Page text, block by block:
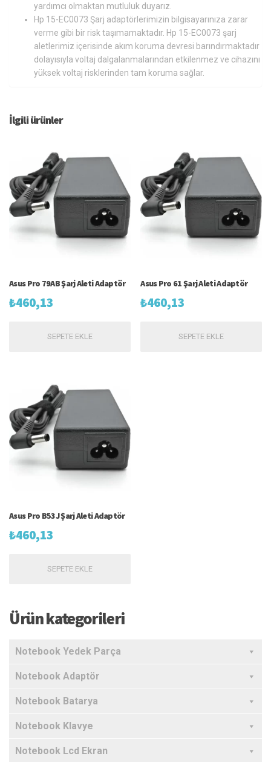
yardımcı olmaktan mutluluk duyarız.
Hp 15-EC0073 Şarj adaptörlerimizin bilgisayarınıza zarar
verme gibi bir risk taşımamaktadır. Hp 15-EC0073 şarj
aletlerimiz içerisinde akım koruma devresi barındırmaktadır
dolayısıyla voltaj dalgalanmalarından etkilenmez ve cihazını
yüksek voltaj risklerinden tam koruma sağlar.
İlgili ürünler
Asus Pro 79AB Şarj Aleti Adaptör
₺460,13
SEPETE EKLE
Asus Pro 61 Şarj Aleti Adaptör
₺460,13
SEPETE EKLE
Asus Pro B53J Şarj Aleti Adaptör
₺460,13
SEPETE EKLE
Ürün kategorileri
Notebook Yedek Parça
Notebook Adaptör
Notebook Batarya
Notebook Klavye
Notebook Lcd Ekran